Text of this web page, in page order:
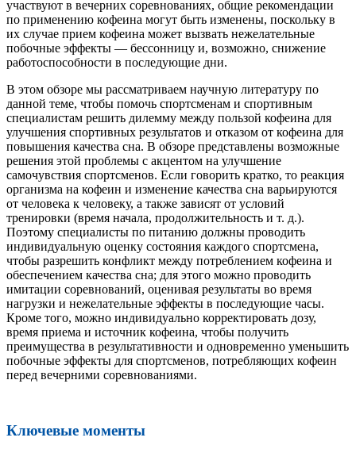
участвуют в вечерних соревнованиях, общие рекомендации
по применению кофеина могут быть изменены, поскольку в
их случае прием кофеина может вызвать нежелательные
побочные эффекты — бессонницу и, возможно, снижение
работоспособности в последующие дни.
В этом обзоре мы рассматриваем научную литературу по
данной теме, чтобы помочь спортсменам и спортивным
специалистам решить дилемму между пользой кофеина для
улучшения спортивных результатов и отказом от кофеина для
повышения качества сна. В обзоре представлены возможные
решения этой проблемы с акцентом на улучшение
самочувствия спортсменов. Если говорить кратко, то реакция
организма на кофеин и изменение качества сна варьируются
от человека к человеку, а также зависят от условий
тренировки (время начала, продолжительность и т. д.).
Поэтому специалисты по питанию должны проводить
индивидуальную оценку состояния каждого спортсмена,
чтобы разрешить конфликт между потреблением кофеина и
обеспечением качества сна; для этого можно проводить
имитации соревнований, оценивая результаты во время
нагрузки и нежелательные эффекты в последующие часы.
Кроме того, можно индивидуально корректировать дозу,
время приема и источник кофеина, чтобы получить
преимущества в результативности и одновременно уменьшить
побочные эффекты для спортсменов, потребляющих кофеин
перед вечерними соревнованиями.
Ключевые моменты